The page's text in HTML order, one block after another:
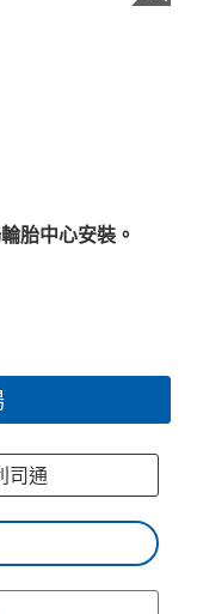
胎中心安裝。
司通